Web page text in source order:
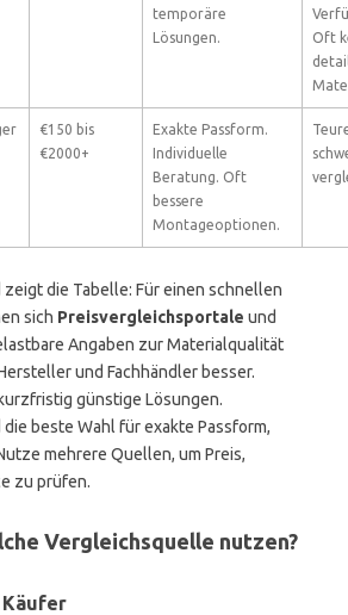
temporäre
Lösungen.
Oft
€150 bis
€2000+
Exakte Passform.
Individuelle
Beratung. Oft
bessere
Montageoptionen.
zeigt die Tabelle: Für einen schnellen
sich Preisvergleichsportale und
Angaben zur Materialqualität
und Fachhändler besser.
günstige Lösungen.
beste Wahl für exakte Passform,
mehrere Quellen, um Preis,
zu prüfen.
Vergleichsquelle nutzen?